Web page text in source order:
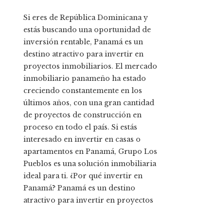
Si eres de República Dominicana y
estás buscando una oportunidad de
inversión rentable, Panamá es un
destino atractivo para invertir en
proyectos inmobiliarios. El mercado
inmobiliario panameño ha estado
creciendo constantemente en los
últimos años, con una gran cantidad
de proyectos de construcción en
proceso en todo el país. Si estás
interesado en invertir en casas o
apartamentos en Panamá, Grupo Los
Pueblos es una solución inmobiliaria
ideal para ti. ¿Por qué invertir en
Panamá? Panamá es un destino
atractivo para invertir en proyectos